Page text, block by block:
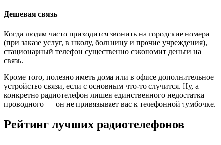
Дешевая связь
Когда людям часто приходится звонить на городские номера
(при заказе услуг, в школу, больницу и прочие учреждения),
стационарный телефон существенно сэкономит деньги на
связь.
Кроме того, полезно иметь дома или в офисе дополнительное
устройство связи, если с основным что-то случится. Ну, а
конкретно радиотелефон лишен единственного недостатка
проводного — он не привязывает вас к телефонной тумбочке.
Рейтинг лучших радиотелефонов